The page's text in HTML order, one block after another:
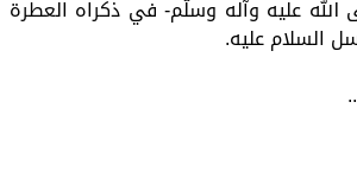
الله عليه وآله وسلّم- في ذكراه
السلام عليه.